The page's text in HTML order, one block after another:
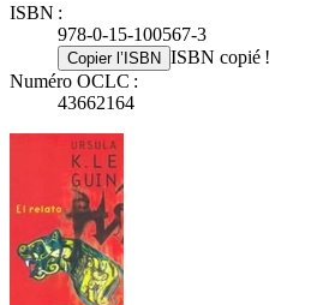
ISBN :
978-0-15-100567-3
Copier l’ISBN ISBN copié !
Numéro OCLC :
43662164